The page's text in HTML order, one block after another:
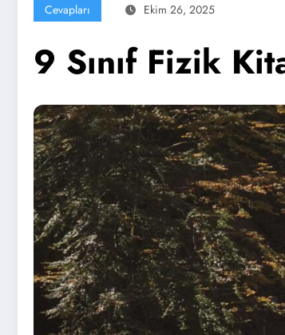
Cevapları Ekim 26, 2025
9 Sınıf Fizik